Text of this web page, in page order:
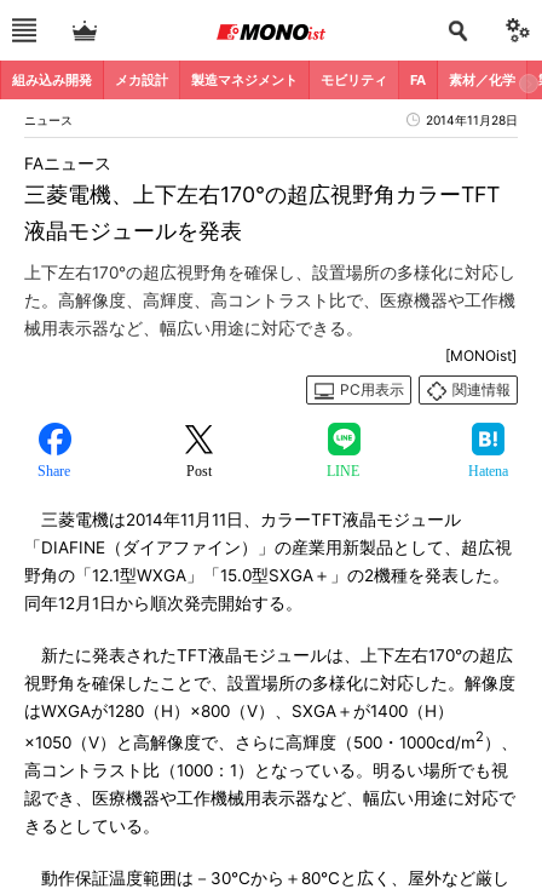
組み込み開発 メカ設計 製造マネジメント モビリティ FA 素材／化学
ニュース 2014年11月28日
三菱電機、上下左右170°の超広視野角カラーTFT
液晶モジュールを発表
FAニュース
上下左右170°の超広視野角を確保し、設置場所の多様化に対応し
た。高解像度、高輝度、高コントラスト比で、医療機器や工作機
械用表示器など、幅広い用途に対応できる。
[MONOist]
PC用表示
関連情報
Share Post LINE Hatena
三菱電機は2014年11月11日、カラーTFT液晶モジュール
「DIAFINE（ダイアファイン）」の産業用新製品として、超広視
野角の「12.1型WXGA」「15.0型SXGA＋」の2機種を発表した。
同年12月1日から順次発売開始する。
新たに発表されたTFT液晶モジュールは、上下左右170°の超広
視野角を確保したことで、設置場所の多様化に対応した。解像度
はWXGAが1280（H）×800（V）、SXGA＋が1400（H）
×1050（V）と高解像度で、さらに高輝度（500・1000cd/m2 ）、
高コントラスト比（1000：1）となっている。明るい場所でも視
認でき、医療機器や工作機械用表示器など、幅広い用途に対応で
きるとしている。
動作保証温度範囲は－30℃から＋80℃と広く、屋外など厳し